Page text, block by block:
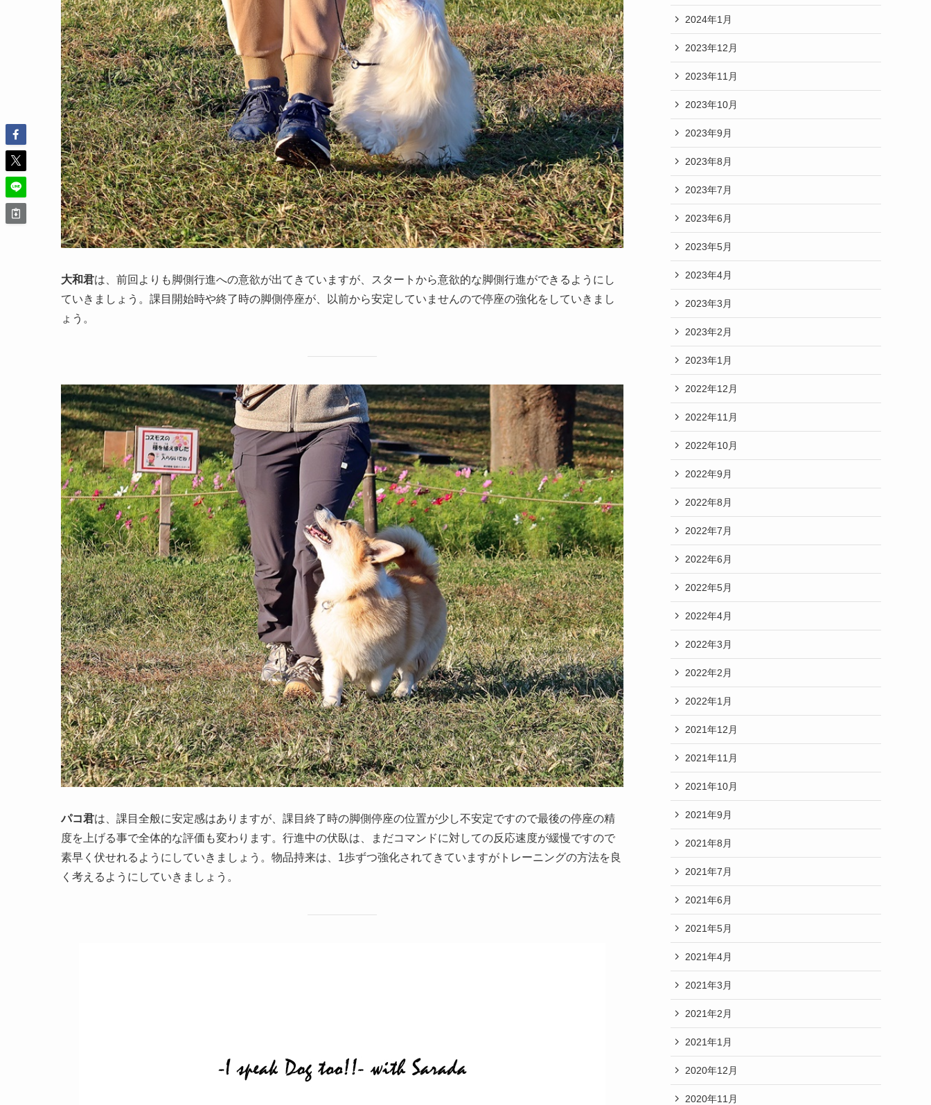
大和君は、前回よりも脚側行進への意欲が出てきていますが、スタートから意欲的な脚側行進ができるようにし
ていきましょう。課目開始時や終了時の脚側停座が、以前から安定していませんので停座の強化をしていきまし
ょう。
パコ君は、課目全般に安定感はありますが、課目終了時の脚側停座の位置が少し不安定ですので最後の停座の精
度を上げる事で全体的な評価も変わります。行進中の伏臥は、まだコマンドに対しての反応速度が緩慢ですので
素早く伏せれるようにしていきましょう。物品持来は、1歩ずつ強化されてきていますがトレーニングの方法を良
く考えるようにしていきましょう。
2024年1月
2023年12月
2023年11月
2023年10月
2023年9月
2023年8月
2023年7月
2023年6月
2023年5月
2023年4月
2023年3月
2023年2月
2023年1月
2022年12月
2022年11月
2022年10月
2022年9月
2022年8月
2022年7月
2022年6月
2022年5月
2022年4月
2022年3月
2022年2月
2022年1月
2021年12月
2021年11月
2021年10月
2021年9月
2021年8月
2021年7月
2021年6月
2021年5月
2021年4月
2021年3月
2021年2月
2021年1月
2020年12月
2020年11月